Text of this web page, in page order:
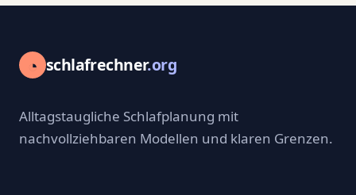
◔ schlafrechner.org
Alltagstaugliche Schlafplanung mit
nachvollziehbaren Modellen und klaren Grenzen.